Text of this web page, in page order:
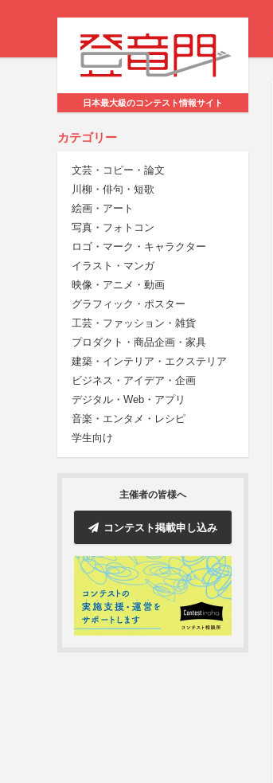
日本最大級のコンテスト情報サイト
カテゴリー
文芸・コピー・論文
川柳・俳句・短歌
絵画・アート
写真・フォトコン
ロゴ・マーク・キャラクター
イラスト・マンガ
映像・アニメ・動画
グラフィック・ポスター
工芸・ファッション・雑貨
プロダクト・商品企画・家具
建築・インテリア・エクステリア
ビジネス・アイデア・企画
デジタル・Web・アプリ
音楽・エンタメ・レシピ
学生向け
主催者の皆様へ
コンテスト掲載申し込み